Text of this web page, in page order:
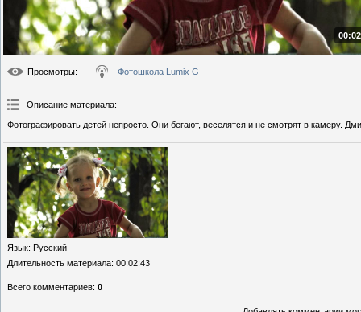
Просмотры: Фотошкола Lumix G
Описание материала:
Фотографировать детей непросто. Они бегают, веселятся и не смотрят в камеру.
Язык: Русский
Длительность материала: 00:02:43
Всего комментариев: 0